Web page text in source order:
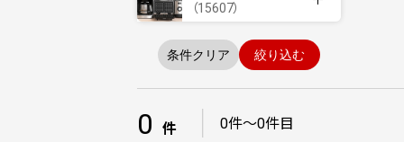
（15607）
条件クリア 絞り込む
0 件 0件～0件目